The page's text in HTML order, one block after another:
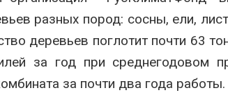
разных пород: сосны, ели,
деревьев поглотит почти 63
за год при среднегодовом
за почти два года работы.
контейнерных площадок
Авг 7, 2026
Панамский канал
ограничивает
судов из-за